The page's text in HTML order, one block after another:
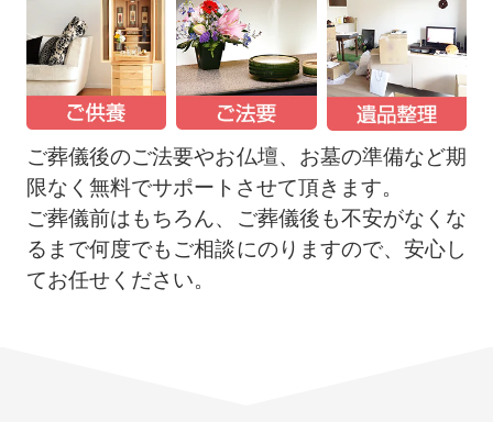
ご葬儀後のご法要やお仏壇、お墓の準備など期
限なく無料でサポートさせて頂きます。
ご葬儀前はもちろん、ご葬儀後も不安がなくな
るまで何度でもご相談にのりますので、安心し
てお任せください。